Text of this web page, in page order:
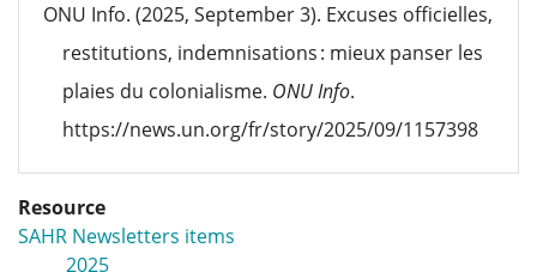
ONU Info. (2025, September 3). Excuses officielles,
restitutions, indemnisations : mieux panser les
plaies du colonialisme. ONU Info.
https://news.un.org/fr/story/2025/09/1157398
Resource
SAHR Newsletters items
2025